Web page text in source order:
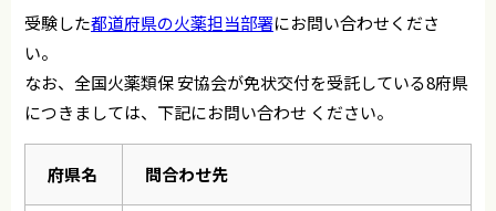
受験した都道府県の火薬担当部署にお問い合わせくださ
い。
なお、全国火薬類保 安協会が免状交付を受託している8府県
につきましては、下記にお問い合わせ ください。
府県名 問合わせ先